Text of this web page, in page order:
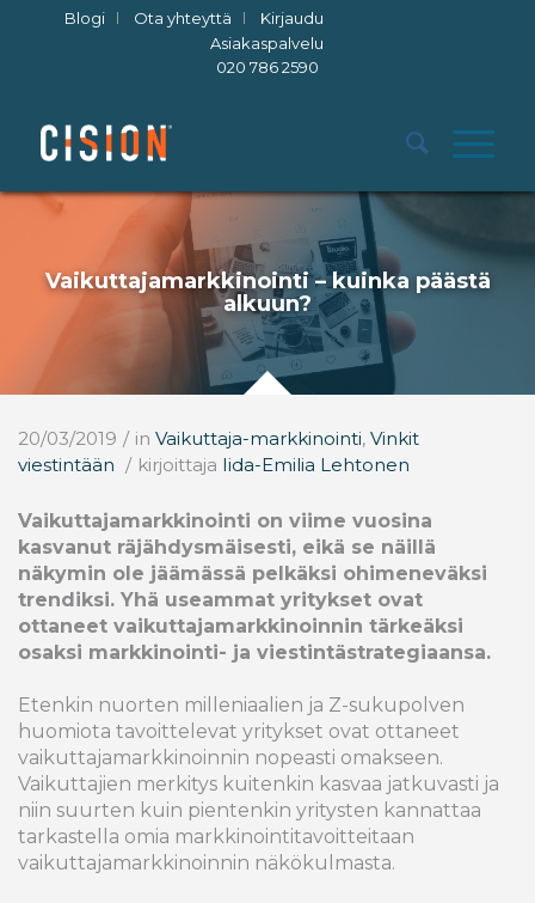
Blogi Ota yhteyttä
Kirjaudu
Asiakaspalvelu
020 786 2590
Vaikuttajamarkkinointi – kuinka päästä
alkuun?
20/03/2019 / in Vaikuttaja-markkinointi, Vinkit
viestintään / kirjoittaja Iida-Emilia Lehtonen
Vaikuttajamarkkinointi on viime vuosina
kasvanut räjähdysmäisesti, eikä se näillä
näkymin ole jäämässä pelkäksi ohimeneväksi
trendiksi. Yhä useammat yritykset ovat
ottaneet vaikuttajamarkkinoinnin tärkeäksi
osaksi markkinointi- ja viestintästrategiaansa.
Etenkin nuorten milleniaalien ja Z-sukupolven
huomiota tavoittelevat yritykset ovat ottaneet
vaikuttajamarkkinoinnin nopeasti omakseen.
Vaikuttajien merkitys kuitenkin kasvaa jatkuvasti ja
niin suurten kuin pientenkin yritysten kannattaa
tarkastella omia markkinointitavoitteitaan
vaikuttajamarkkinoinnin näkökulmasta.